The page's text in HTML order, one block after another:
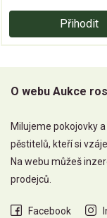
Přihodit
O webu Aukce
Milujeme pokojovky
pěstitelů, kteří si
Na webu můžeš
prodejců.
Facebook